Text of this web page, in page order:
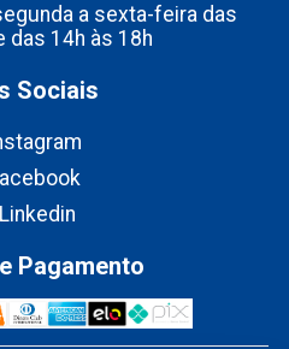
a sexta-feira das
das 14h às 18h
Sociais
Linkedin
Pagamento